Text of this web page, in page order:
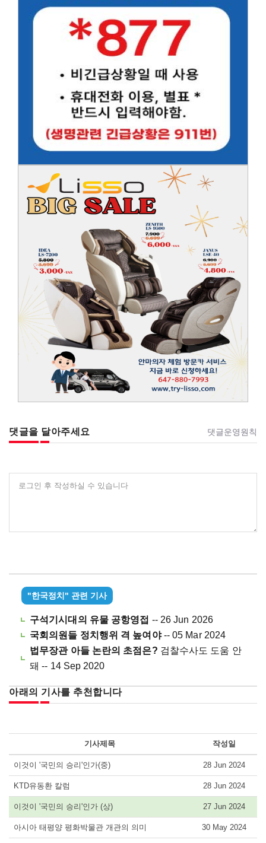
댓글을 달아주세요 댓글운영원칙
로그인 후 작성하실 수 있습니다
"한국정치" 관련 기사
구석기시대의 유물 공항영접 -- 26 Jun 2026
국회의원들 정치행위 격 높여야-- 05 Mar 2024
법무장관 아들 논란의 초점은? 검찰수사도 도움 안
돼 -- 14 Sep 2020
아래의 기사를 추천합니다
기사제목 작성일
이것이 '국민의 승리'인가(중) 28 Jun 2024
KTD유동환 칼럼 28 Jun 2024
이것이 '국민의 승리'인가 (상) 27 Jun 2024
아시아 태평양 평화박물관 개관의 의미 30 May 2024